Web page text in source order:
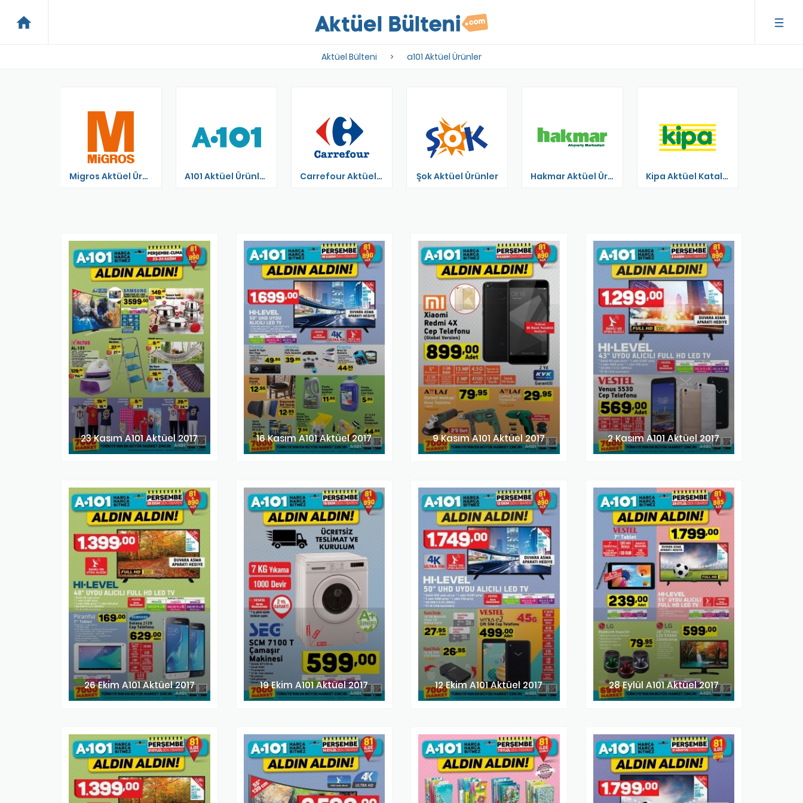
home
Aktüel Bülteni a101 Aktüel Ürünler
Migros Aktüel Ürünler Kataloğu A101 Aktüel Ürünler Carrefour Aktüel Ürünler Şok Aktüel Ürünler Hakmar Aktüel Ürünler Kipa Aktüel Katalog
23 Kasım A101 Aktüel 2017 16 Kasım A101 Aktüel 2017 9 Kasım A101 Aktüel 2017 2 Kasım A101 Aktüel 2017
26 Ekim A101 Aktüel 2017 19 Ekim A101 Aktüel 2017 12 Ekim A101 Aktüel 2017 28 Eylül A101 Aktüel 2017